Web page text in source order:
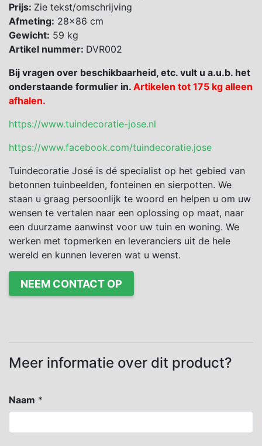
Prijs: Zie tekst/omschrijving
Afmeting: 28×86 cm
Gewicht: 59 kg
Artikel nummer: DVR002
Bij vragen over beschikbaarheid, etc. vult u a.u.b. het
onderstaande formulier in. Artikelen tot 175 kg alleen
afhalen.
https://www.tuindecoratie-jose.nl
https://www.facebook.com/tuindecoratie.jose
Tuindecoratie José is dé specialist op het gebied van
betonnen tuinbeelden, fonteinen en sierpotten. We
staan u graag persoonlijk te woord en helpen u om uw
wensen te vertalen naar een oplossing op maat, naar
een duurzame aanwinst voor uw tuin en woning. We
werken met topmerken en leveranciers uit de hele
wereld en kunnen leveren wat u wenst.
NEEM CONTACT OP
Meer informatie over dit product?
Naam *